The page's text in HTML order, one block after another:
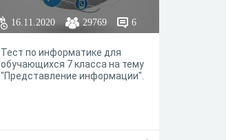
16.11.2020 29769 6
Тест по информатике для
обучающихся 7 класса на тему
"Представление информации".